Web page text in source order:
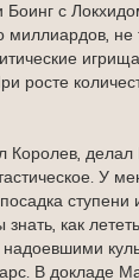
с
миллиардов,
У
как
В докладе